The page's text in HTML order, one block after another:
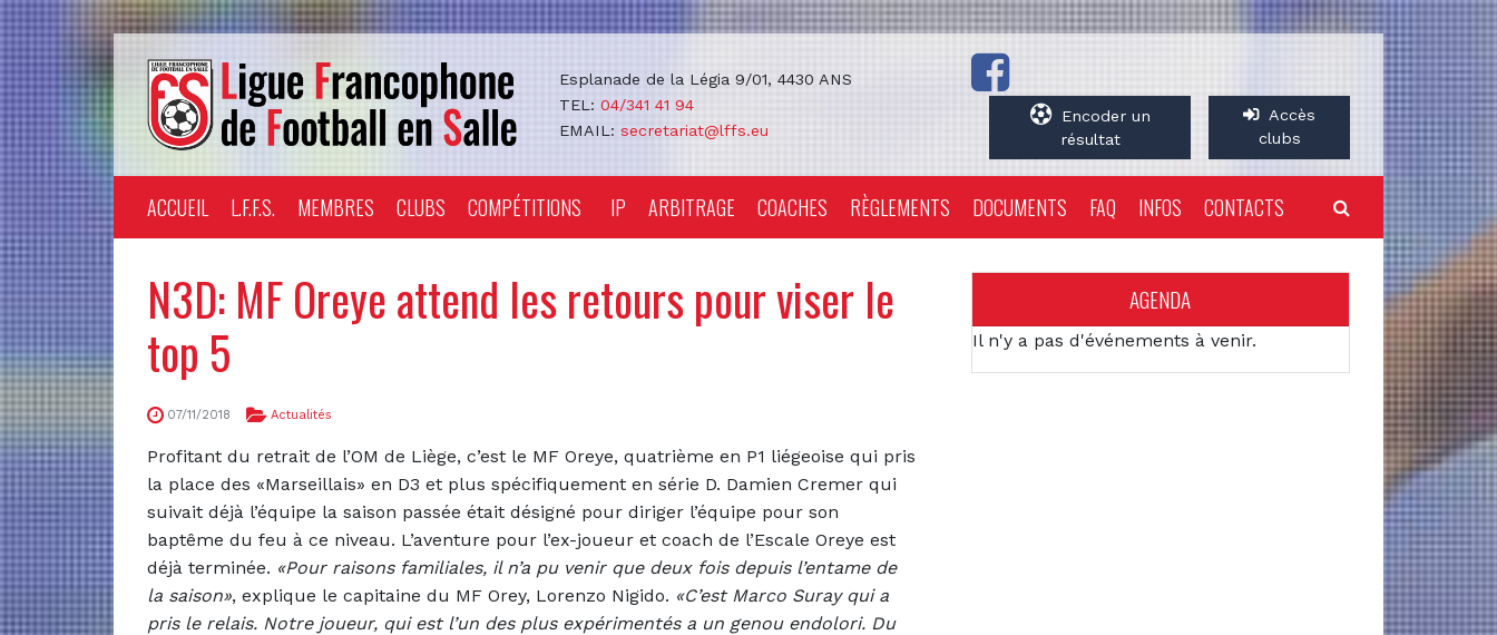
Esplanade de la Légia 9/01, 4430 ANS
TEL: 04/341 41 94
EMAIL: secretariat@lffs.eu
Encoder un
résultat
Accès
clubs
ACCUEIL L.F.F.S. MEMBRES CLUBS COMPÉTITIONS IP ARBITRAGE COACHES RÈGLEMENTS DOCUMENTS FAQ INFOS CONTACTS
N3D: MF Oreye attend les retours pour viser le
top 5
07/11/2018 Actualités
Profitant du retrait de l’OM de Liège, c’est le MF Oreye, quatrième en P1 liégeoise qui pris
la place des «Marseillais» en D3 et plus spécifiquement en série D. Damien Cremer qui
suivait déjà l’équipe la saison passée était désigné pour diriger l’équipe pour son
baptême du feu à ce niveau. L’aventure pour l’ex-joueur et coach de l’Escale Oreye est
déjà terminée. «Pour raisons familiales, il n’a pu venir que deux fois depuis l’entame de
la saison», explique le capitaine du MF Orey, Lorenzo Nigido. «C’est Marco Suray qui a
pris le relais. Notre joueur, qui est l’un des plus expérimentés a un genou endolori. Du
AGENDA
Il n'y a pas d'événements à venir.